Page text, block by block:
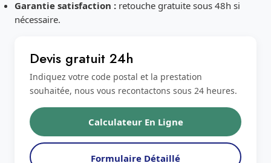
Garantie satisfaction :retouche gratuite sous 48h si
nécessaire.
Devis gratuit 24h
Indiquez votre code postal et la prestation
souhaitée, nous vous recontactons sous 24 heures.
Calculateur En Ligne
Formulaire Détaillé